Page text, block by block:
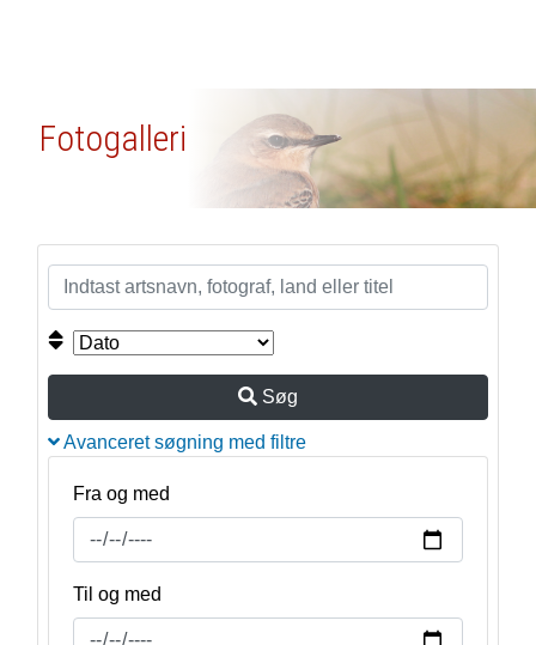
Fotogalleri
Søg
Avanceret søgning med filtre
Fra og med
Til og med